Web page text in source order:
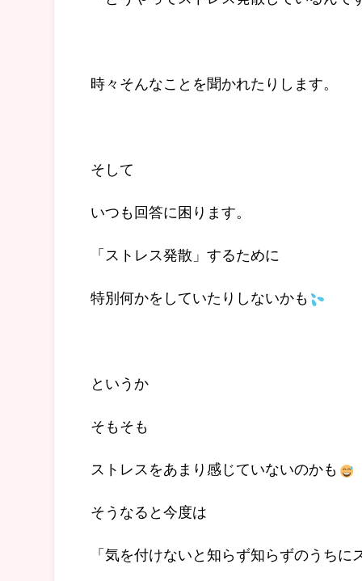
時々そんなことを聞かれたりします。
そして
いつも回答に困ります。
「ストレス発散」するために
特別何かをしていたりしないかも
というか
そもそも
ストレスをあまり感じていないのかも
そうなると今度は
「気を付けないと知らず知らずのうち